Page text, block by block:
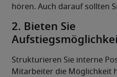
hören. Auch darauf sollten
2. Bieten Sie
Strukturieren Sie interne
Mitarbeiter die Möglichkeit